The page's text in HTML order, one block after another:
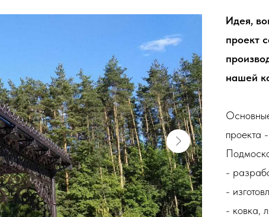
Идея,
проект
нашей
проекта
-
-
- ковка,